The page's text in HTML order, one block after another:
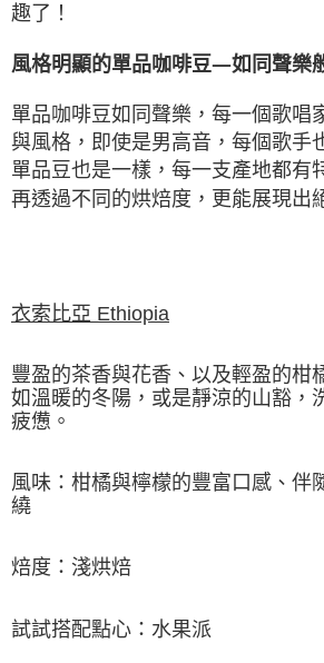
趣了！
風格明顯的單品咖啡豆—如同聲樂
單品咖啡豆如同聲樂，每一個歌唱
與風格，即使是男高音，每個歌手
單品豆也是一樣，每一支產地都有
再透過不同的烘焙度，更能展現出
衣索比亞 Ethiopia
豐盈的茶香與花香、以及輕盈的柑
如溫暖的冬陽，或是靜涼的山豁，
疲憊。
風味：柑橘與檸檬的豐富口感、伴
繞
焙度：淺烘焙
試試搭配點心：水果派